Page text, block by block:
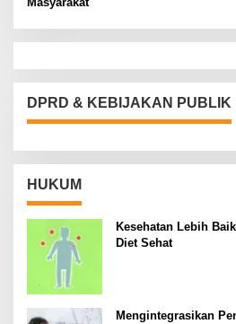
DPRD & KEBIJAKAN PUBLIK
HUKUM
Kesehatan Lebih
Diet Sehat
Mengintegrasikan